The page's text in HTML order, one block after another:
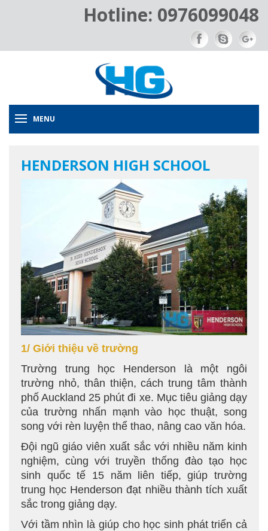
Hotline: 0976099048
MENU
HENDERSON HIGH SCHOOL
1/ Giới thiệu về trường
Trường trung học Henderson là một ngôi
trường nhỏ, thân thiện, cách trung tâm thành
phố Auckland 25 phút đi xe. Mục tiêu giảng dạy
của trường nhấn mạnh vào học thuật, song
song với rèn luyện thể thao, nâng cao văn hóa.
Đội ngũ giáo viên xuất sắc với nhiều năm kinh
nghiệm, cùng với truyền thống đào tạo học
sinh quốc tế 15 năm liên tiếp, giúp trường
trung học Henderson đạt nhiều thành tích xuất
sắc trong giảng dạy.
Với tầm nhìn là giúp cho học sinh phát triển cả